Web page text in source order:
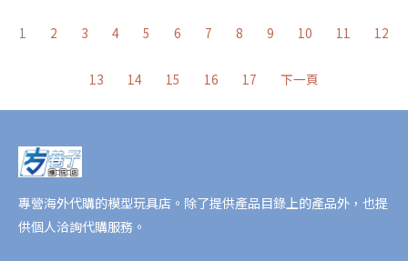
NT$17,827
NT$37,140
種
產
品
1 2 3 4 5 6 7 8 9 10 11 12
13 14 15 16 17 下一頁
專營海外代購的模型玩具店。除了提供產品目錄上的產品外，也提
供個人洽詢代購服務。